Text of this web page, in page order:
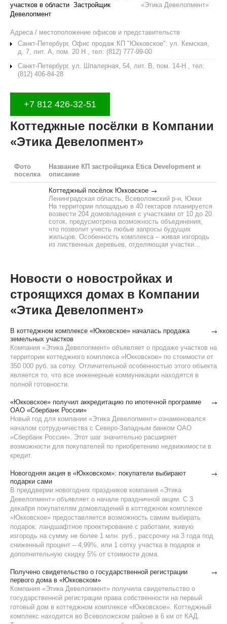
участков в области Застройщик
Девелопмент
Адреса / местоположение офисов и представительств
Санкт-Петербург, Офис продаж КП "Юкковское": ул. Кемская,
д. 7, лит. А, пом. 20 Н , тел: (812) 777-99-00
Санкт-Петербург, ул. Шпалерная, 54, лит. В, пом. 14-Н , тел:
(812) 406-84-28
+7 812 426-32-51
Коттеджные посёлки в Компании
«Этика Девелопмент»
Фото
поселка
Название КП застройщика Etica Development и
описание
Коттеджный посёлок Юкковское
Ленинградская область, Всеволожский р-н, Юкки
На территории площадью в 40 гектаров планируется
возвести 204 домовладения с участками от 10 до 20
соток, предусмотрена возможность объединения,
что позволит учесть любые запросы будущих
жильцов. Особенность комплекса – живая изгородь
из лиственных деревьев, отделяющая участки...
Новости о новостройках и
строящихся домах в Компании
«Этика Девелопмент»
В коттеджном комплексе «Юкковское» началась продажа
земельных участков
Компания «Этика Девелопмент» объявляет о продаже участков на
территории коттеджного комплекса «Юкковское» по стоимости от
350 000 руб. за сотку. Отличительной особенностью этого объекта
является то, что все инженерные коммуникации находятся в
полной готовности.
«Юкковское» получил аккредитацию по ипотечной программе
ОАО «Сбербанк России»
Новый год для компании «Этика Девелопмент» ознаменовался
началом сотрудничества с Северо-Западным банком ОАО
«Сбербанк России». Этот шаг значительно расширяет
возможности для покупателей по приобретению недвижимости в
кредит.
Новогодняя акция в «Юкковском»: покупатели выбирают
подарки сами
В преддверии новогодних праздников компания «Этика
Девелопмент» объявляет о начале праздничной акции. С 3
декабря покупателям домовладений в коттеджном комплексе
«Юкковское» предоставляется возможность самим выбирать
подарок: ландшафтное проектирование с работами, живую
изгородь на сумму не более 1 млн. руб., рассрочку на 3 года под
сниженный процент – 4,99%, или 1 сотку участка в подарок и
дополнительную скидку 5% от стоимости дома.
Получено свидетельство о государственной регистрации
первого дома в «Юкковском»
Компания «Этика Девелопмент» получила свидетельство о
государственной регистрации права собственности на первый
готовый дом в коттеджном комплексе «Юкковское». Коттеджный
комплекс находится во Всеволожском районе в 6 км от КАД.